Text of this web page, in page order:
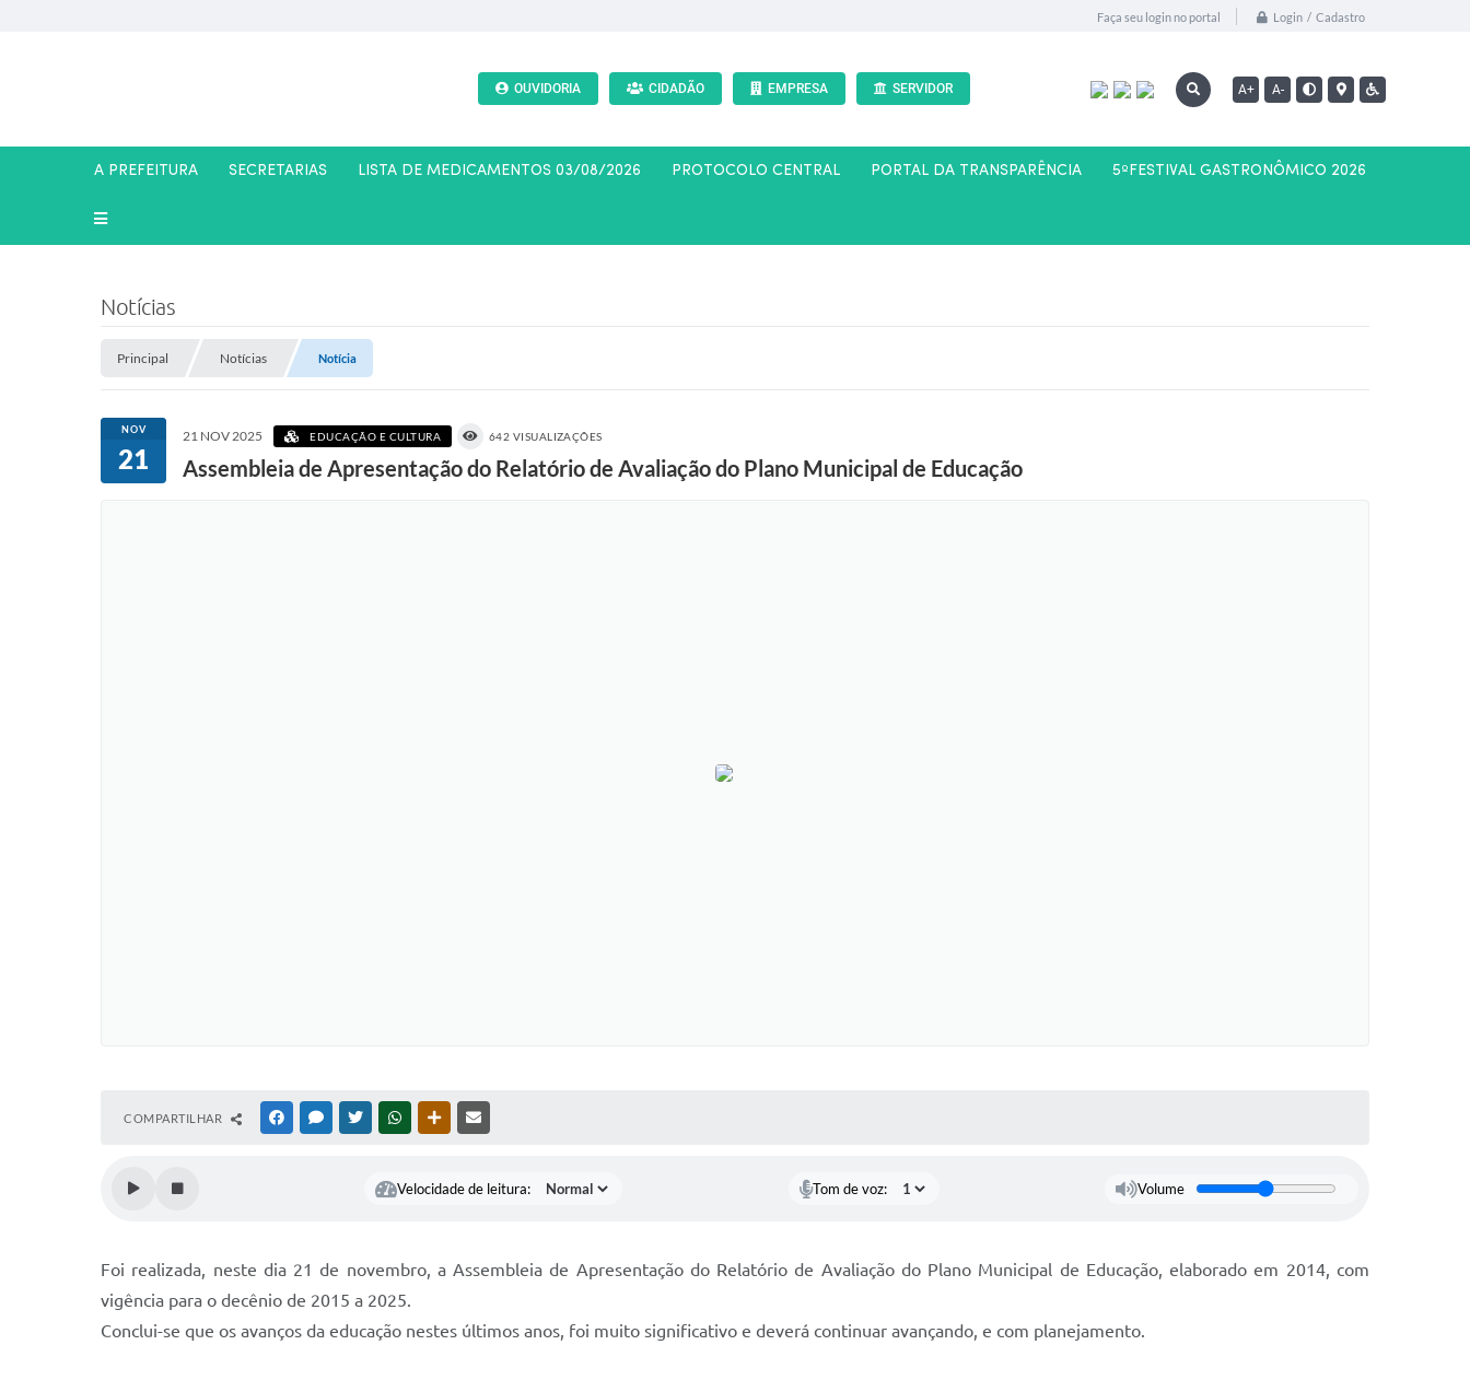
Faça seu login no portal Login / Cadastro
OUVIDORIA CIDADÃO EMPRESA SERVIDOR A+ A-
A PREFEITURA SECRETARIAS LISTA DE MEDICAMENTOS 03/08/2026 PROTOCOLO CENTRAL PORTAL DA TRANSPARÊNCIA 5ºFESTIVAL GASTRONÔMICO 2026
Notícias
Principal Notícias Notícia
NOV
21
21 NOV 2025 EDUCAÇÃO E CULTURA 642 VISUALIZAÇÕES
Assembleia de Apresentação do Relatório de Avaliação do Plano Municipal de Educação
COMPARTILHAR FACEBOOKMESSENGER
TWITTERWHATSAPPOUTRAS MÍDIAS
Velocidade de leitura: Tom de voz: Volume
Foi realizada, neste dia 21 de novembro, a Assembleia de Apresentação do Relatório de Avaliação do Plano Municipal de Educação, elaborado em 2014, com
vigência para o decênio de 2015 a 2025.
Conclui-se que os avanços da educação nestes últimos anos, foi muito significativo e deverá continuar avançando, e com planejamento.